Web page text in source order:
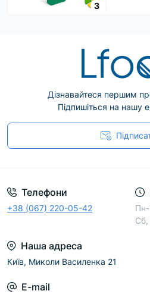
3
Дізнавайтеся першим
Підпишіться на нашу
Телефони
+38 (067) 220-05-42
Сб,
Наша адреса
Київ, Миколи Василенка 21
E-mail